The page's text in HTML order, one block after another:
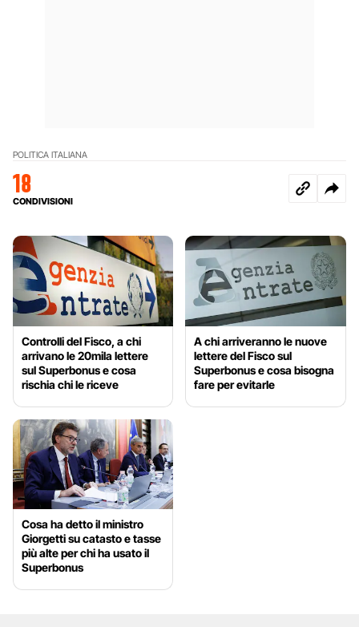
POLITICA ITALIANA
18
CONDIVISIONI
Controlli del Fisco, a chi
arrivano le 20mila lettere
sul Superbonus e cosa
rischia chi le riceve
A chi arriveranno le nuove
lettere del Fisco sul
Superbonus e cosa bisogna
fare per evitarle
Cosa ha detto il ministro
Giorgetti su catasto e tasse
più alte per chi ha usato il
Superbonus